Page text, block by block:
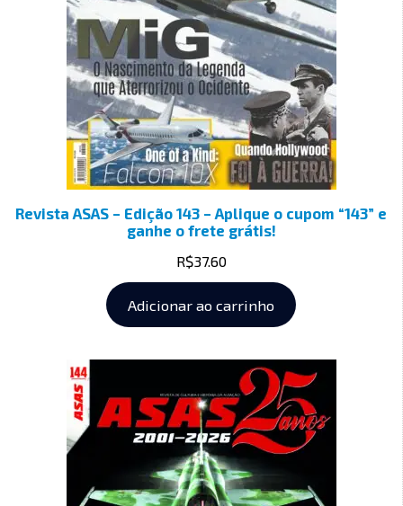
Revista ASAS – Edição 143 – Aplique o cupom “143” e
ganhe o frete grátis!
R$37.60
Adicionar ao carrinho